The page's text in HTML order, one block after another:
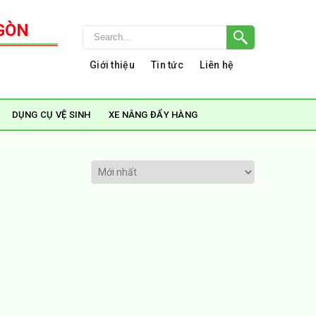
Giới thiệu Tin tức Liên hệ
DỤNG CỤ VỆ SINH XE NÂNG ĐẨY HÀNG